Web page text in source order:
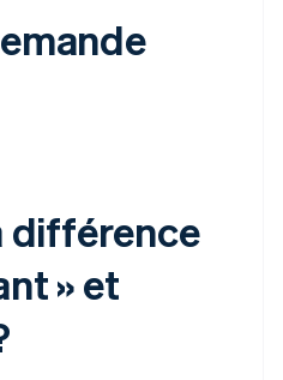
différence
» et